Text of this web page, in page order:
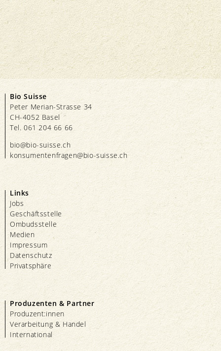
Bio Suisse
Peter Merian-Strasse 34
CH-4052 Basel
Tel. 061 204 66 66
bio@bio-suisse.ch
konsumentenfragen@bio-suisse.ch
Links
Jobs
Geschäftsstelle
Ombudsstelle
Medien
Impressum
Datenschutz
Privatsphäre
Produzenten & Partner
Produzent:innen
Verarbeitung & Handel
International